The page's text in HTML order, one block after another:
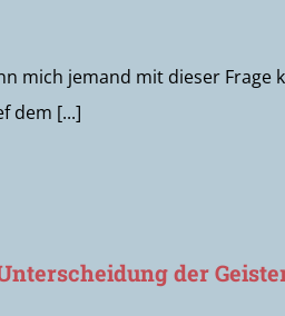
mich jemand mit dieser
dem [...]
der